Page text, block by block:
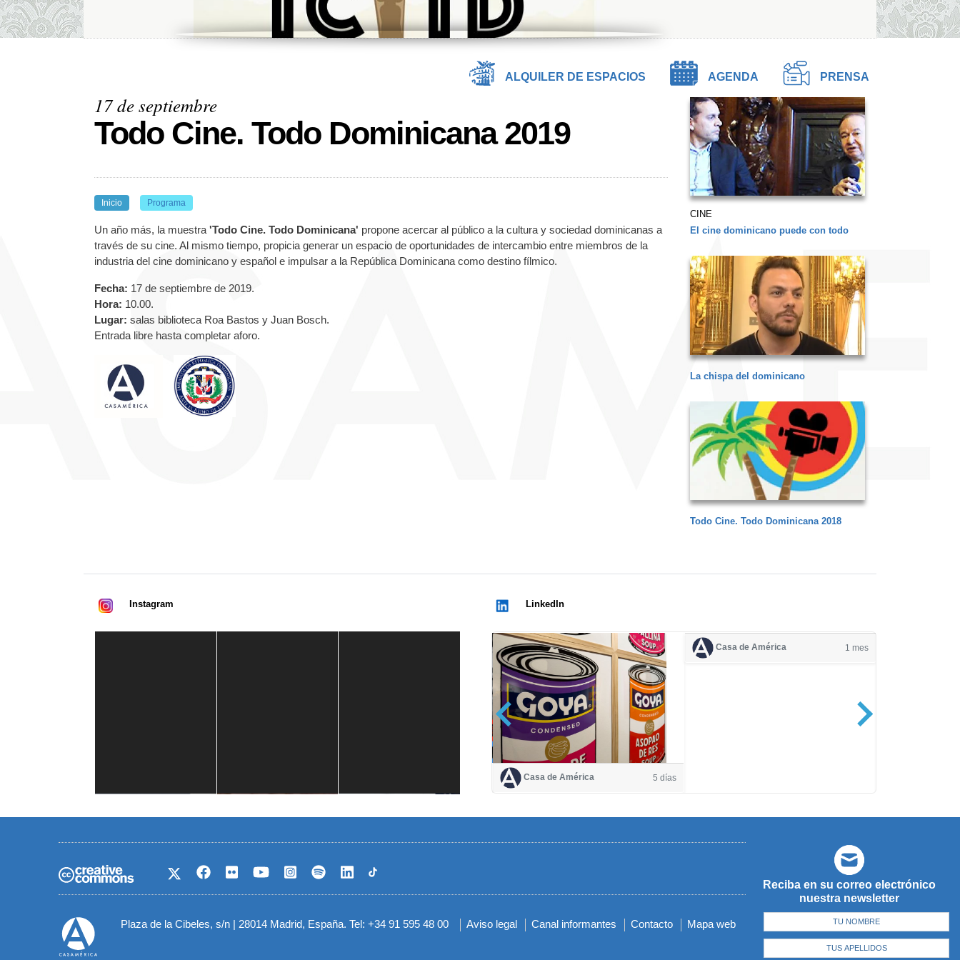
ALQUILER DE ESPACIOS AGENDA PRENSA
17 de septiembre
Todo Cine. Todo Dominicana 2019
Inicio Programa
Un año más, la muestra 'Todo Cine. Todo Dominicana' propone acercar al público a la cultura y sociedad dominicanas a
través de su cine. Al mismo tiempo, propicia generar un espacio de oportunidades de intercambio entre miembros de la
industria del cine dominicano y español e impulsar a la República Dominicana como destino fílmico.
Fecha: 17 de septiembre de 2019.
Hora: 10.00.
Lugar: salas biblioteca Roa Bastos y Juan Bosch.
Entrada libre hasta completar aforo.
CINE
El cine dominicano puede con todo
La chispa del dominicano
Todo Cine. Todo Dominicana 2018
Instagram LinkedIn
Casa de América 5 días
Casa de América 1 mes
Reciba en su correo electrónico
nuestra newsletter
Plaza de la Cibeles, s/n | 28014 Madrid, España. Tel: +34 91 595 48 00
Menú
Aviso legal Canal informantes Contacto Mapa web